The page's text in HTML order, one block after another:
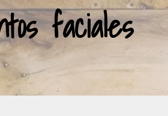
faciales